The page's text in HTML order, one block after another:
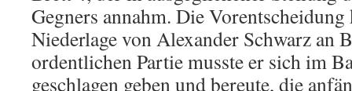
Gegners annahm. Die
Niederlage von Alexander Schwarz an
ordentlichen Partie musste er sich im
geschlagen geben und bereute, die